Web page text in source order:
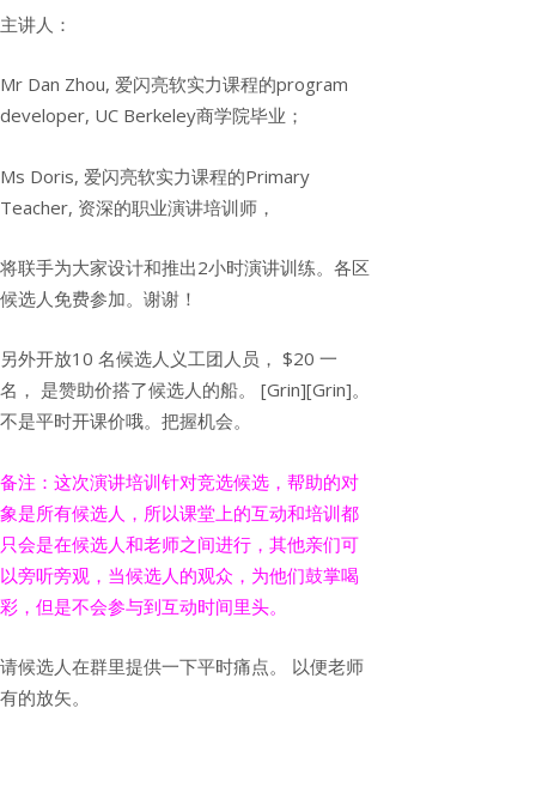
主讲人：
Mr Dan Zhou, 爱闪亮软实力课程的program
developer, UC Berkeley商学院毕业；
Ms Doris, 爱闪亮软实力课程的Primary
Teacher, 资深的职业演讲培训师，
将联手为大家设计和推出2小时演讲训练。 各区
候选人免费参加。谢谢！
另外开放10 名候选人义工团人员， $20 一
名， 是赞助价搭了候选人的船。 [Grin][Grin]。
不是平时开课价哦。把握机会。
备注： 这次演讲培训针对竞选候选，帮助的对
象是所有候选人， 所以课堂上的互动和培训都
只会是在候选人和老师之间进行， 其他亲们可
以旁听旁观，当候选人的观众，为他们鼓掌喝
彩， 但是不会参与到互动时间里头。
请候选人在群里提供一下平时痛点。 以便老师
有的放矢。